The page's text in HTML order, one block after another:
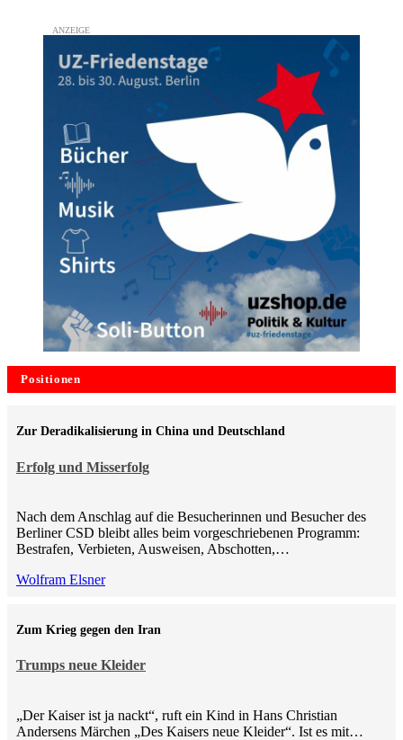
Positionen
Erfolg und Misserfolg
Zur Deradikalisierung in China und Deutschland
Nach dem Anschlag auf die Besucherinnen und Besucher des
Berliner CSD bleibt alles beim vorgeschriebenen Programm:
Bestrafen, Verbieten, Ausweisen, Abschotten,…
Wolfram Elsner
Trumps neue Kleider
Zum Krieg gegen den Iran
„Der Kaiser ist ja nackt“, ruft ein Kind in Hans Christian
Andersens Märchen „Des Kaisers neue Kleider“. Ist es mit…